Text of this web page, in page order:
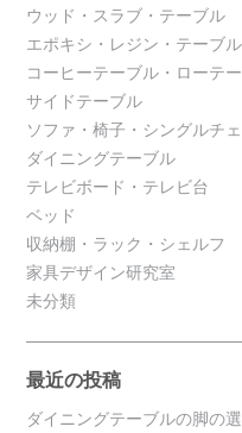
ウッド・スラブ・テーブル
エポキシ・レジン・テーブル
コーヒーテーブル・ローテ
サイドテーブル
ソファ・椅子・シングルチ
ダイニングテーブル
テレビボード・テレビ台
ベッド
収納棚・ラック・シェルフ
家具デザイン研究室
未分類
最近の投稿
ダイニングテーブルの脚の